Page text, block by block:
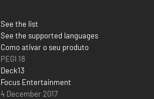
See the list
See the supported languages
Como ativar o seu produto
PEGI 18
Deck13
Focus Entertainment
4 December 2017